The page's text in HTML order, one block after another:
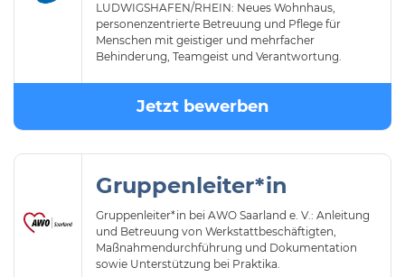
LUDWIGSHAFEN/RHEIN: Neues Wohnhaus,
personenzentrierte Betreuung und Pflege für
Menschen mit geistiger und mehrfacher
Behinderung, Teamgeist und Verantwortung.
Jetzt bewerben
Gruppenleiter*in
Gruppenleiter*in bei AWO Saarland e. V.: Anleitung
und Betreuung von Werkstattbeschäftigten,
Maßnahmendurchführung und Dokumentation
sowie Unterstützung bei Praktika.